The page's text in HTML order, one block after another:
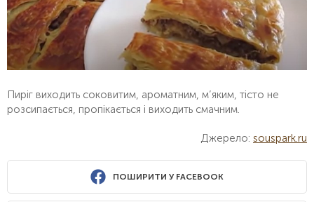
Пиріг виходить соковитим, ароматним, м’яким, тісто не
розсипається, пропікається і виходить смачним.
Джерело: souspark.ru
ПОШИРИТИ У FACEBOOK